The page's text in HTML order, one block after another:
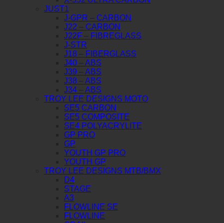
JUST1
J-GPR – CARBON
J22 – CARBON
J22F – FIBREGLASS
J-STR
J18 – FIBERGLASS
J40 – ABS
J39 – ABS
J38 – ABS
J34 – ABS
TROY LEE DESIGNS MOTO
SE5 CARBON
SE5 COMPOSITE
SE4 POLYACRYLITE
GP PRO
GP
YOUTH GP PRO
YOUTH GP
TROY LEE DESIGNS MTB/BMX
D4
STAGE
A3
FLOWLINE SE
FLOWLINE